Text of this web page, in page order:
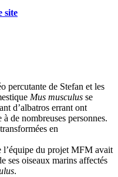
site
percutante de Stefan et les
Mus musculus se
d’albatros errant ont
de nombreuses personnes.
en
l’équipe du projet MFM avait
ses oiseaux marins affectés
.